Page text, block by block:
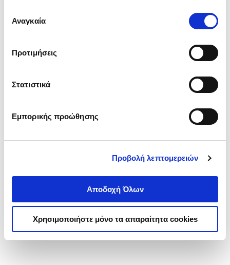
ενδιαφέρουν και να επιλέξετε από τα παρακάτω με την
΄΄και να ενημερωθείτε σχετικά με
συγκατάθεσης
Αναγκαία
Προτιμήσεις
Στατιστικά
Εμπορικής προώθησης
Προβολή λεπτομερειών
Αποδοχή Όλων
Χρησιμοποιήστε μόνο τα απαραίτητα cookies